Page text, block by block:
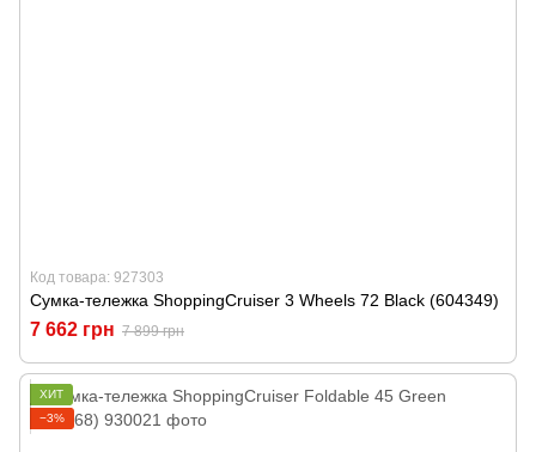
Код товара: 927303
Сумка-тележка ShoppingCruiser 3 Wheels 72 Black (604349)
7 662 грн 7 899 грн
ХИТ
−3%